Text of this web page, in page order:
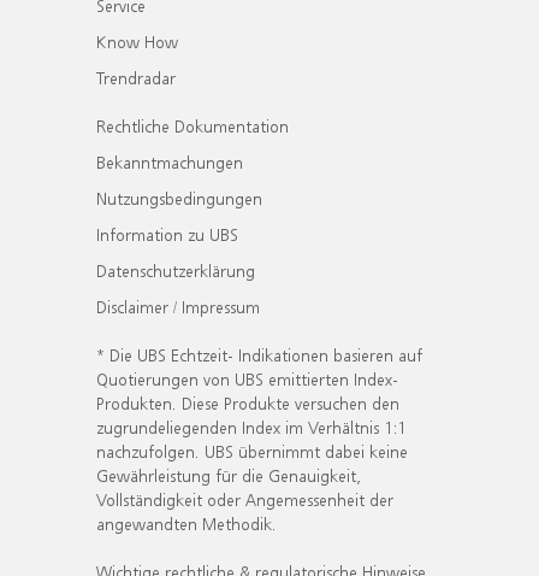
Service
Know How
Trendradar
Rechtliche Dokumentation
Bekanntmachungen
Nutzungsbedingungen
Information zu UBS
Datenschutzerklärung
Disclaimer / Impressum
* Die UBS Echtzeit- Indikationen basieren auf
Quotierungen von UBS emittierten Index-
Produkten. Diese Produkte versuchen den
zugrundeliegenden Index im Verhältnis 1:1
nachzufolgen. UBS übernimmt dabei keine
Gewährleistung für die Genauigkeit,
Vollständigkeit oder Angemessenheit der
angewandten Methodik.